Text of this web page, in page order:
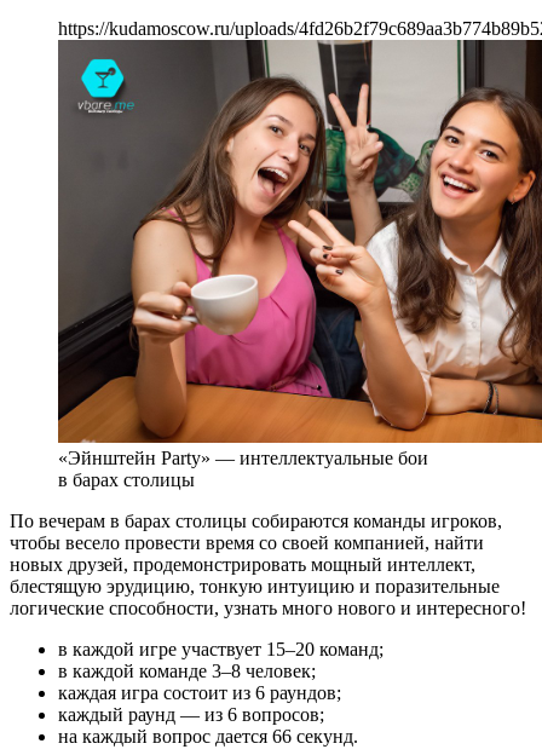
https://kudamoscow.ru/uploads/
«Эйнштейн Party» — интеллектуальные бои
в барах столицы
По вечерам в барах столицы собираются команды игроков,
чтобы весело провести время со своей компанией, найти
новых друзей, продемонстрировать мощный интеллект,
блестящую эрудицию, тонкую интуицию и поразительные
логические способности, узнать много нового и интересного!
в каждой игре участвует 15–20 команд;
в каждой команде 3–8 человек;
каждая игра состоит из 6 раундов;
каждый раунд — из 6 вопросов;
на каждый вопрос дается 66 секунд.